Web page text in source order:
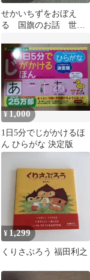
せかいちずをおぼえ
る 国旗のお話 世界
絵本 4冊
¥1,000
1日5分でじがかけるほ
ん ひらがな 決定版
¥ 1,299
くりさぶろう 福田利之